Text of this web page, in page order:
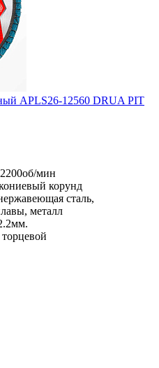
APLS26-12560 DRUA PIT
мин
корунд
сталь,
металл